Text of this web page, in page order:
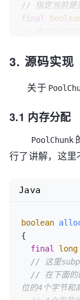
// 指定当前是
final
// 表示当前申
final int
// 存储了当前
头结点在该数
类推。二叉树的
// 个数为2048
子节点，然后
点的值就会被
private
// 该数据的主
private
// 这里每一个
配之后，
// 其会使用一
private
3. 源码实现
关于
3.1 内存分配
PoolChunk
行了讲解，这里
boolean
{
final
long
// 这里
// 在下面的
位的4个字节和
Java